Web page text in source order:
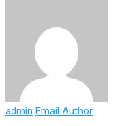
admin Email Author